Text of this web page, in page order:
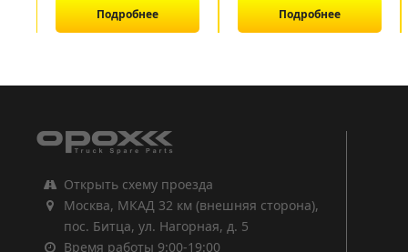
Подробнее Подробнее
Открыть схему проезда
Москва, МКАД 32 км (внешняя сторона),
пос. Битца, ул. Нагорная, д. 5
Время работы 9:00-19:00